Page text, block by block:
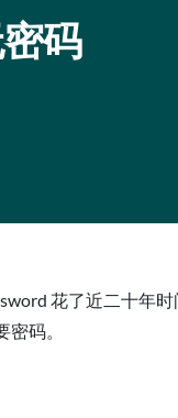
码
花了近二十年
码。